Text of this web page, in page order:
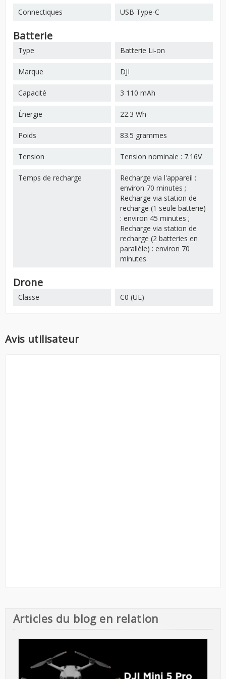
Connectiques USB Type-C
Batterie
Type Batterie Li-on
Marque DJI
Capacité 3 110 mAh
Énergie 22.3 Wh
Poids 83.5 grammes
Tension Tension nominale : 7.16V
Temps de recharge
Recharge via l'appareil :
environ 70 minutes ;
Recharge via station de
recharge (1 seule batterie)
: environ 45 minutes ;
Recharge via station de
recharge (2 batteries en
parallèle) : environ 70
minutes
Drone
Classe C0 (UE)
Avis utilisateur
Articles du blog en relation